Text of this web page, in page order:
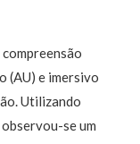
(AU) e imersivo
Utilizando
se um